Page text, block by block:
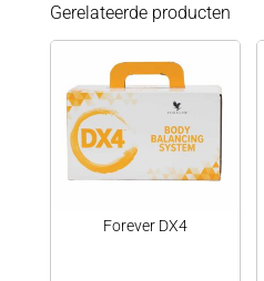
Gerelateerde producten
Forever DX4